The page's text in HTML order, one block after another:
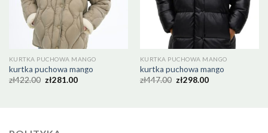
KURTKA PUCHOWA MANGO
kurtka puchowa mango
zł422.00 zł281.00
KURTKA PUCHOWA MANGO
kurtka puchowa mango
zł447.00 zł298.00